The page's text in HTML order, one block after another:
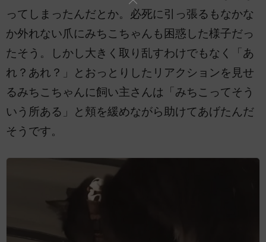
ってしまったんだとか。必死に引っ張るもなかな
か外れない爪にみちこちゃんも困惑した様子だっ
たそう。しかし大きく取り乱すわけでもなく「あ
れ？あれ？」とおっとりしたリアクションを見せ
るみちこちゃんに飼い主さんは「みちこってそう
いう所ある」と頬を緩めながら助けてあげたんだ
そうです。